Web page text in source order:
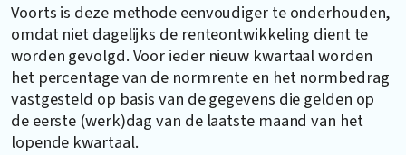
Voorts is deze methode eenvoudiger te onderhouden,
omdat niet dagelijks de renteontwikkeling dient te
worden gevolgd. Voor ieder nieuw kwartaal worden
het percentage van de normrente en het normbedrag
vastgesteld op basis van de gegevens die gelden op
de eerste (werk)dag van de laatste maand van het
lopende kwartaal.